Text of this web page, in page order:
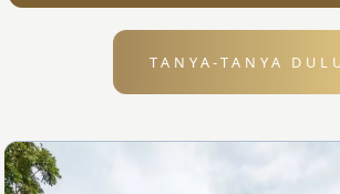
TANYA-TANYA